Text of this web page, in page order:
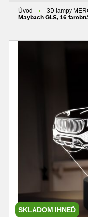
Úvod 3D lampy
Maybach GLS, 16
SKLADOM IHNEĎ